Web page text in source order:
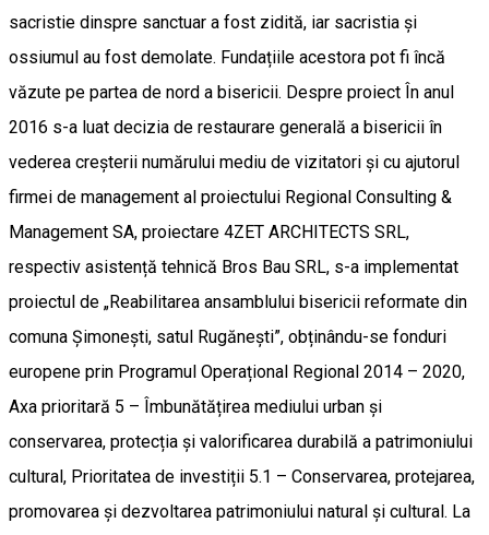
sacristie dinspre sanctuar a fost zidită, iar sacristia și
ossiumul au fost demolate. Fundațiile acestora pot fi încă
văzute pe partea de nord a bisericii. Despre proiect În anul
2016 s-a luat decizia de restaurare generală a bisericii în
vederea creșterii numărului mediu de vizitatori și cu ajutorul
firmei de management al proiectului Regional Consulting &
Management SA, proiectare 4ZET ARCHITECTS SRL,
respectiv asistență tehnică Bros Bau SRL, s-a implementat
proiectul de „Reabilitarea ansamblului bisericii reformate din
comuna Șimonești, satul Rugănești”, obținându-se fonduri
europene prin Programul Operațional Regional 2014 – 2020,
Axa prioritară 5 – Îmbunătățirea mediului urban și
conservarea, protecția și valorificarea durabilă a patrimoniului
cultural, Prioritatea de investiții 5.1 – Conservarea, protejarea,
promovarea și dezvoltarea patrimoniului natural și cultural. La